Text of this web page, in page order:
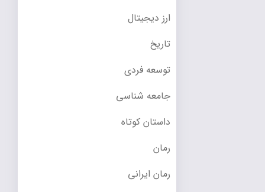
ارز دیجیتال
تاریخ
توسعه فردی
جامعه شناسی
داستان کوتاه
رمان
رمان ایرانی